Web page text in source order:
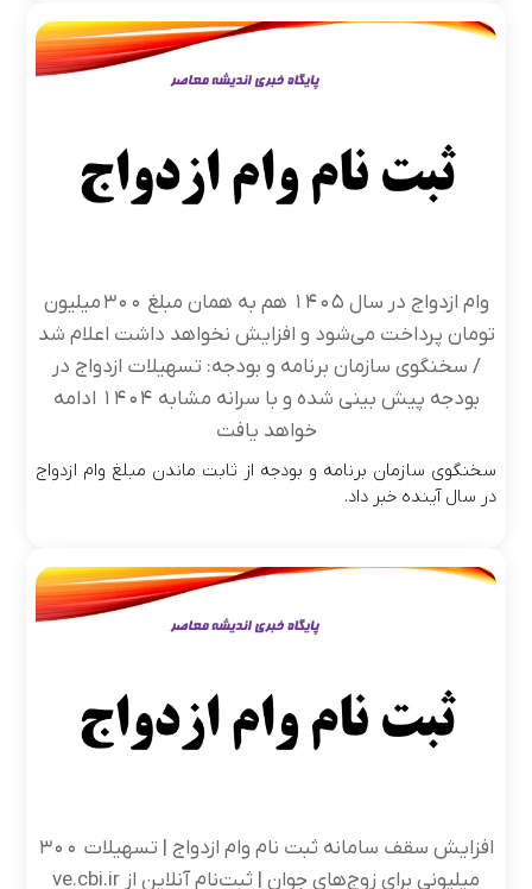
وام ازدواج در سال ۱۴۰۵ هم به همان مبلغ ۳۰۰ میلیون
تومان پرداخت می‌شود و افزایش نخواهد داشت اعلام شد
/ سخنگوی سازمان برنامه و بودجه: تسهیلات ازدواج در
بودجه پیش‌ بینی شده و با سرانه مشابه ۱۴۰۴ ادامه
خواهد یافت
سخنگوی سازمان برنامه و بودجه از ثابت ماندن مبلغ وام ازدواج
در سال آینده خبر داد.
افزایش سقف سامانه ثبت نام وام ازدواج | تسهیلات ۳۰۰
میلیونی برای زوج‌های جوان | ثبت‌نام آنلاین از ve.cbi.ir